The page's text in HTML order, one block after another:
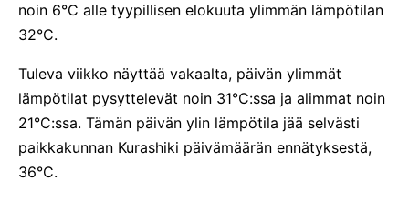
noin 6°C alle tyypillisen elokuuta ylimmän lämpötilan
32°C.
Tuleva viikko näyttää vakaalta, päivän ylimmät
lämpötilat pysyttelevät noin 31°C:ssa ja alimmat noin
21°C:ssa. Tämän päivän ylin lämpötila jää selvästi
paikkakunnan Kurashiki päivämäärän ennätyksestä,
36°C.